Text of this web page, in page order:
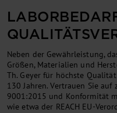
Neben der Gewährleistung,
Größen, Materialien und
Th. Geyer für höchste
130 Jahren. Vertrauen Sie auf
9001:2015 und Konformität
wie etwa der REACH EU-